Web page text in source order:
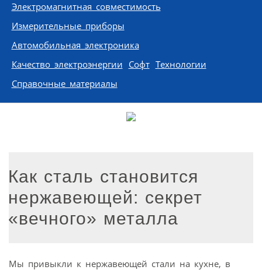
Электромагнитная совместимость
Измерительные приборы
Автомобильная электроника
Качество электроэнергии Софт Технологии
Справочные материалы
Как сталь становится
нержавеющей: секрет
«вечного» металла
Мы привыкли к нержавеющей стали на кухне, в